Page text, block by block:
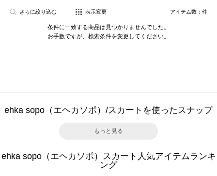
さらに絞り込む 表示変更 アイテム数： 件
条件に一致する商品は見つかりませんでした。
お手数ですが、検索条件を変更してください。
ehka sopo（エヘカソポ）/スカートを使ったスナップ
もっと見る
ehka sopo（エヘカソポ）スカート人気アイテムランキ
ング